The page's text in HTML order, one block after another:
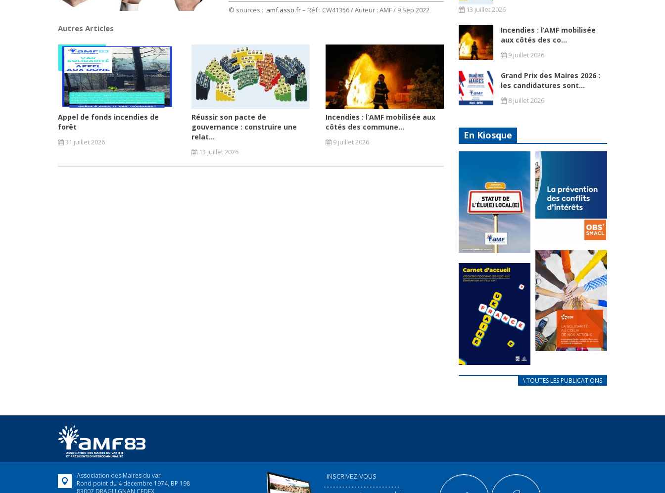
© sources : amf.asso.fr– Réf : CW41356 / Auteur : AMF / 9 Sep 2022
Autres Articles
Appel de fonds incendies de
forêt
31 juillet 2026
Réussir son pacte de
gouvernance : construire une
relat...
13 juillet 2026
Incendies : l’AMF mobilisée aux
côtés des commune...
9 juillet 2026
13 juillet 2026
Incendies : l’AMF mobilisée
aux côtés des co...
9 juillet 2026
Grand Prix des Maires 2026 :
les candidatures sont...
8 juillet 2026
En Kiosque
Statut de
l’élu local
Mise à jour avril
2024
FEUILLETER
La
prévention
des conflits
d’intérêts
18 septembre 2023
FEUILLETER
au coeur de
nos actions
en France,...
FEUILLETER
\ TOUTES LES PUBLICATIONS
Association des Maires du var
Rond point du 4 décembre 1974, BP 198
83007 DRAGUIGNAN CEDEX
INSCRIVEZ-VOUS
...................................................